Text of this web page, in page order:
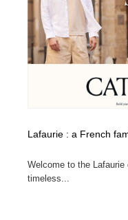
Lafaurie : a French
Welcome to the
timeless...